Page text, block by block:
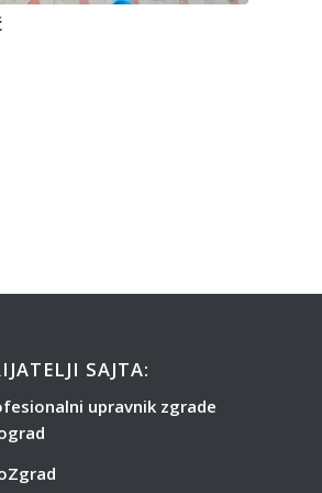
SAJTA:
upravnik zgrade